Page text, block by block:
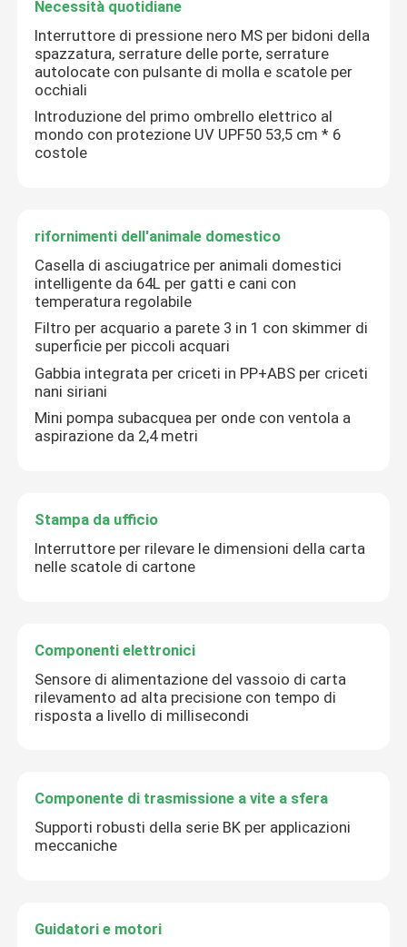
Necessità quotidiane
Interruttore di pressione nero MS per bidoni della
spazzatura, serrature delle porte, serrature
autolocate con pulsante di molla e scatole per
occhiali
Introduzione del primo ombrello elettrico al
mondo con protezione UV UPF50 53,5 cm * 6
costole
rifornimenti dell'animale domestico
Casella di asciugatrice per animali domestici
intelligente da 64L per gatti e cani con
temperatura regolabile
Filtro per acquario a parete 3 in 1 con skimmer di
superficie per piccoli acquari
Gabbia integrata per criceti in PP+ABS per criceti
nani siriani
Mini pompa subacquea per onde con ventola a
aspirazione da 2,4 metri
Stampa da ufficio
Interruttore per rilevare le dimensioni della carta
nelle scatole di cartone
Componenti elettronici
Sensore di alimentazione del vassoio di carta
rilevamento ad alta precisione con tempo di
risposta a livello di millisecondi
Componente di trasmissione a vite a sfera
Supporti robusti della serie BK per applicazioni
meccaniche
Guidatori e motori